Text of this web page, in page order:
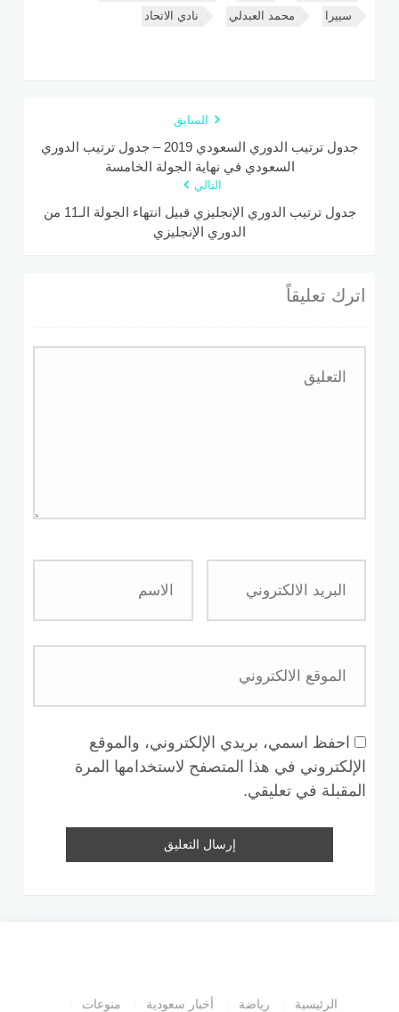
سييرا
محمد العبدلي نادي الاتحاد
السابق
جدول ترتيب الدوري السعودي 2019 – جدول ترتيب الدوري
السعودي في نهاية الجولة الخامسة
التالي
جدول ترتيب الدوري الإنجليزي قبيل انتهاء الجولة الـ11 من
الدوري الإنجليزي
اترك تعليقاً
احفظ اسمي، بريدي الإلكتروني، والموقع
الإلكتروني في هذا المتصفح لاستخدامها المرة
المقبلة في تعليقي.
الرئيسية رياضة أخبار سعودية منوعات